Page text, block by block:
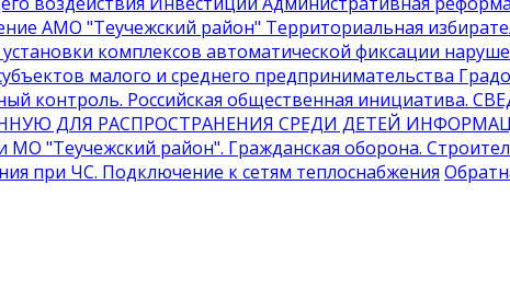
АМО "Теучежский район" Территориальная
установки комплексов автоматической фиксации
малого и среднего предпринимательства
контроль. Российская общественная инициатива.
ДЛЯ РАСПРОСТРАНЕНИЯ СРЕДИ ДЕТЕЙ
МО "Теучежский район". Гражданская оборона.
при ЧС. Подключение к сетям теплоснабжения